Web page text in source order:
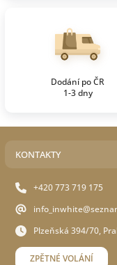
Dodání po ČR
1-3 dny
KONTAKTY
+420 773 719 175
Plzeňská 394/70,
ZPĚTNÉ VOLÁNÍ